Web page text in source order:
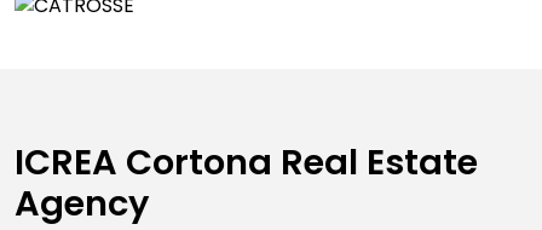
ICREA Cortona Real Estate
Agency